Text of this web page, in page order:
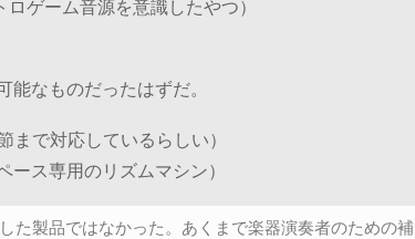
ゲーム音源を意識したやつ）
なものだったはずだ。
まで対応しているらしい）
ース専用のリズムマシン）
た製品ではなかった。あくまで楽器演奏者のための補